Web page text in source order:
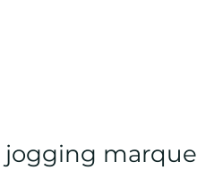
jogging marque